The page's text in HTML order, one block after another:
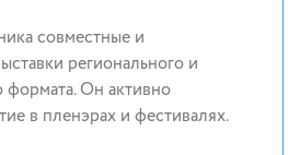
совместные и
регионального и
формата. Он активно
в пленэрах и фестивалях.